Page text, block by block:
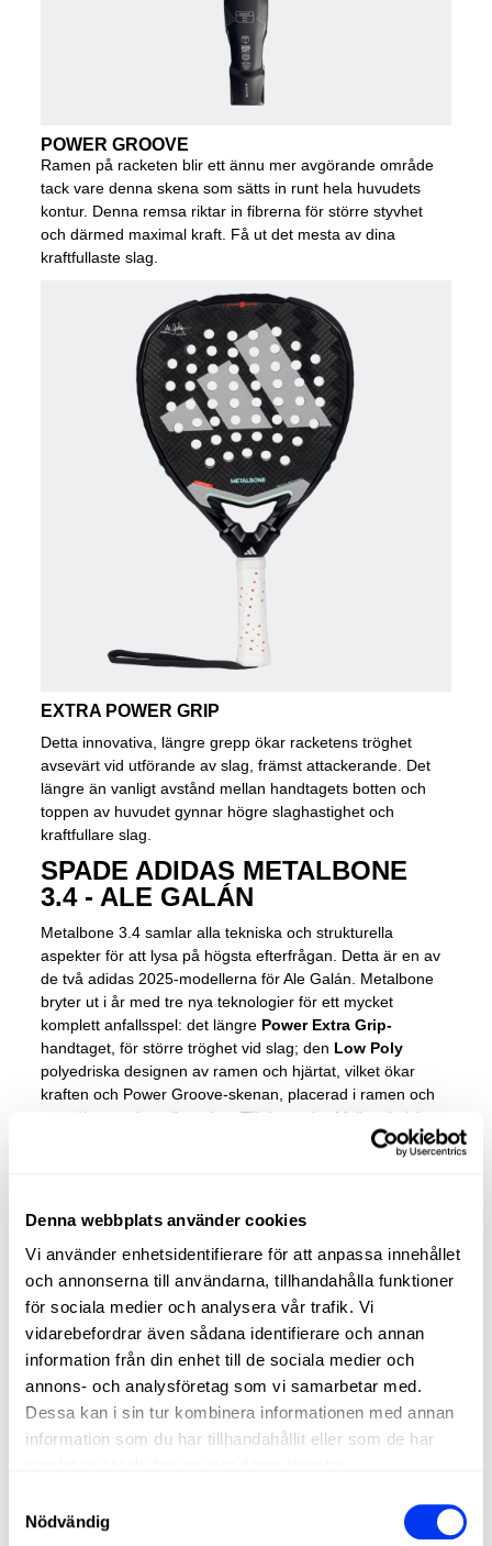
Denna webbplats använder cookies
Vi använder enhetsidentifierare för att anpassa innehållet
och annonserna till användarna, tillhandahålla funktioner
för sociala medier och analysera vår trafik. Vi
vidarebefordrar även sådana identifierare och annan
information från din enhet till de sociala medier och
annons- och analysföretag som vi samarbetar med.
Dessa kan i sin tur kombinera informationen med annan
information som du har tillhandahållit eller som de har
Nödvändig
POWER GROOVE
Ramen på racketen blir ett ännu mer avgörande område
tack vare denna skena som sätts in runt hela huvudets
kontur. Denna remsa riktar in fibrerna för större styvhet
och därmed maximal kraft. Få ut det mesta av dina
kraftfullaste slag.
EXTRA POWER GRIP
Detta innovativa, längre grepp ökar racketens tröghet
avsevärt vid utförande av slag, främst attackerande. Det
längre än vanligt avstånd mellan handtagets botten och
toppen av huvudet gynnar högre slaghastighet och
kraftfullare slag.
SPADE ADIDAS METALBONE
3.4 - ALE GALÁN
Metalbone 3.4 samlar alla tekniska och strukturella
aspekter för att lysa på högsta efterfrågan. Detta är en av
de två adidas 2025-modellerna för Ale Galán. Metalbone
bryter ut i år med tre nya teknologier för ett mycket
komplett anfallsspel: det längre Power Extra Grip-
handtaget, för större tröghet vid slag; den Low Poly
polyedriska designen av ramen och hjärtat, vilket ökar
kraften och Power Groove-skenan, placerad i ramen och
som ökar strukturell styvhet. Till denna kraftfulla tekniska
vikt- och balanssystemets
framträdande roll, vilket gör att balansen och vikten på
aluminiseradkolfiber ochSoft Performance EVA-
garanterar styvhet och kuleffekt. Slutligen tarSpin Blade
Decal effekterna till en annan nivå.